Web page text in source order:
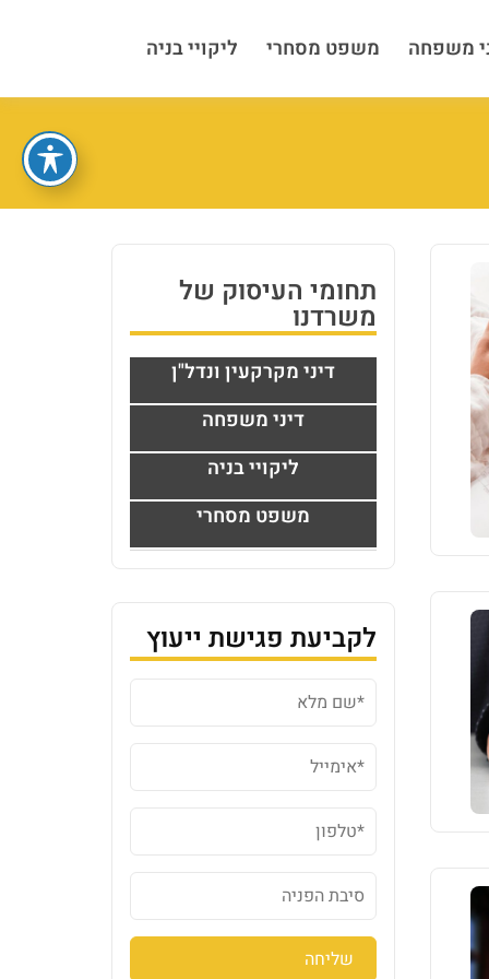
משפחה משפט מסחרי ליקויי בניה
תחומי העיסוק של
משרדנו
דיני מקרקעין ונדל"ן
דיני משפחה
ליקויי בניה
משפט מסחרי
לקביעת פגישת ייעוץ